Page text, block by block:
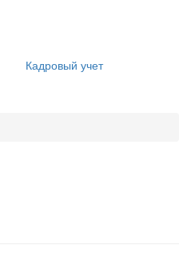
Кадровый учет